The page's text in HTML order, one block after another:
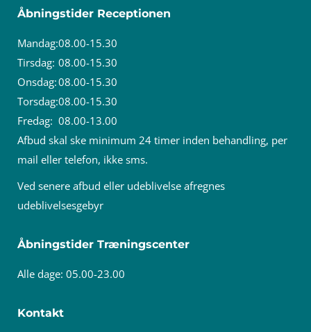
Åbningstider Receptionen
Mandag:08.00-15.30
Tirsdag: 08.00-15.30
Onsdag:08.00-15.30
Torsdag:08.00-15.30
Fredag: 08.00-13.00
Afbud skal ske minimum 24 timer inden behandling, per
mail eller telefon, ikke sms.
Ved senere afbud eller udeblivelse afregnes
udeblivelsesgebyr
Åbningstider Træningscenter
Alle dage: 05.00-23.00
Kontakt